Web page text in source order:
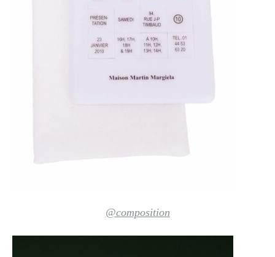
@composition